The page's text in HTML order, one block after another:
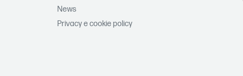
News
Privacy e cookie policy